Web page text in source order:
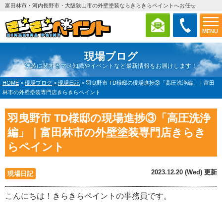
MENU
富田林市・河内長野市・大阪狭山市の外壁塗装ならきらきらペイントへお任せ
現場ブログ
塗装に関するマメ知識やイベントなど最新情報をお届けします！
HOME > 現場ブログ > 現場日記 > 羽曳野市 TD様邸の現場進捗③「高圧洗浄編」｜富田
林市の外壁塗装専門店きらきらペイント
羽曳野市 TD様邸の現場進捗③「高圧洗浄
編」｜富田林市の外壁塗装専門店きらき
らペイント
現場日記 2023.12.20 (Wed) 更新
こんにちは！きらきらペイントの事務員です。